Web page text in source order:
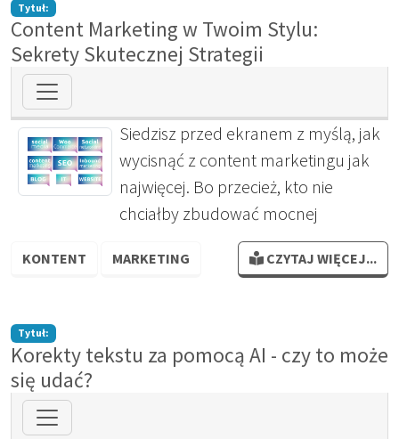
Tytuł:
Content Marketing w Twoim Stylu:
Sekrety Skutecznej Strategii
Siedzisz przed ekranem z myślą, jak
wycisnąć z content marketingu jak
najwięcej. Bo przecież, kto nie
chciałby zbudować mocnej
KONTENT MARKETING CZYTAJ WIĘCEJ...
Tytuł:
Korekty tekstu za pomocą AI - czy to może
się udać?